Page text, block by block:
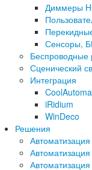
Диммеры
Сенсоры,
Беспроводные
Сценический
Интеграция
iRidium
WinDeco
Решения
Автоматизация
Автоматизация